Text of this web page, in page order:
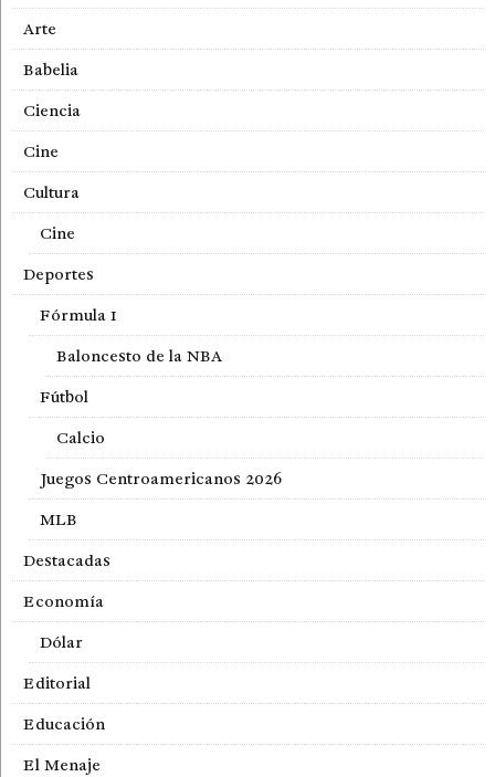
Arte
Babelia
Ciencia
Cine
Cultura
Cine
Deportes
Fórmula 1
Baloncesto de la NBA
Fútbol
Calcio
Juegos Centroamericanos 2026
MLB
Destacadas
Economía
Dólar
Editorial
Educación
El Menaje